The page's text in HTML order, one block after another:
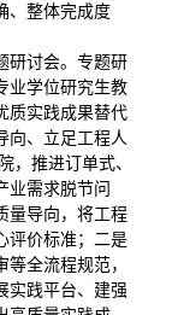
、整体完成度
研讨会。专题研
业学位研究生教
质实践成果替代
向、立足工程人
，推进订单式、
业需求脱节问
量导向，将工程
评价标准；二是
全流程规范，
实践平台、建强